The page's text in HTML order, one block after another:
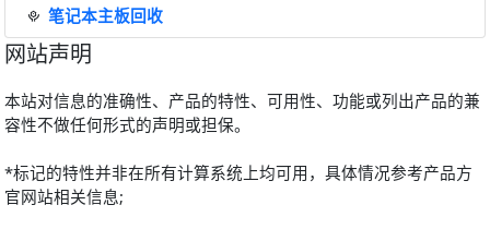
笔记本主板回收
网站声明
本站对信息的准确性、产品的特性、可用性、功能或列出产品的兼
容性不做任何形式的声明或担保。
*标记的特性并非在所有计算系统上均可用，具体情况参考产品方
官网站相关信息;